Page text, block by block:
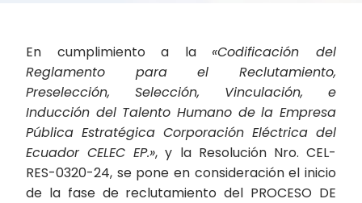
En cumplimiento a la «Codificación del
Reglamento para el Reclutamiento,
Preselección, Selección, Vinculación, e
Inducción del Talento Humano de la Empresa
Pública Estratégica Corporación Eléctrica del
Ecuador CELEC EP.», y la Resolución Nro. CEL-
RES-0320-24, se pone en consideración el inicio
de la fase de reclutamiento del PROCESO DE